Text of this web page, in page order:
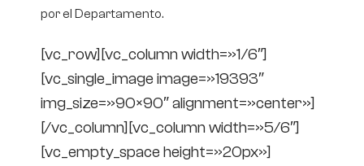
por el Departamento.
[vc_row][vc_column width=»1/6″]
[vc_single_image image=»19393″
img_size=»90×90″ alignment=»center»]
[/vc_column][vc_column width=»5/6″]
[vc_empty_space height=»20px»]